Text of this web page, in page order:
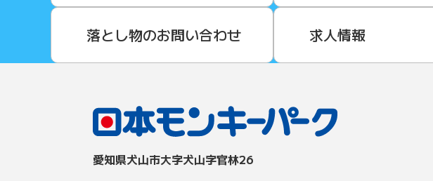
落とし物のお問い合わせ 求人情報
愛知県⽝⼭市⼤字⽝⼭字官林26